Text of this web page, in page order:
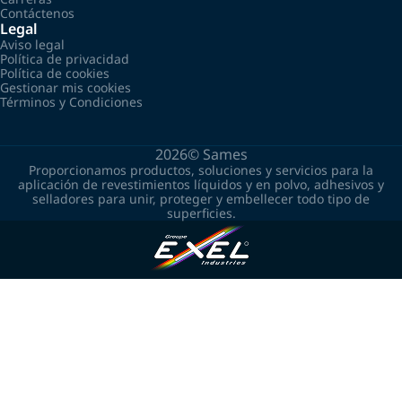
Contáctenos
Legal
Aviso legal
Política de privacidad
Política de cookies
Gestionar mis cookies
Términos y Condiciones
2026© Sames
Proporcionamos productos, soluciones y servicios para la
aplicación de revestimientos líquidos y en polvo, adhesivos y
selladores para unir, proteger y embellecer todo tipo de
superficies.